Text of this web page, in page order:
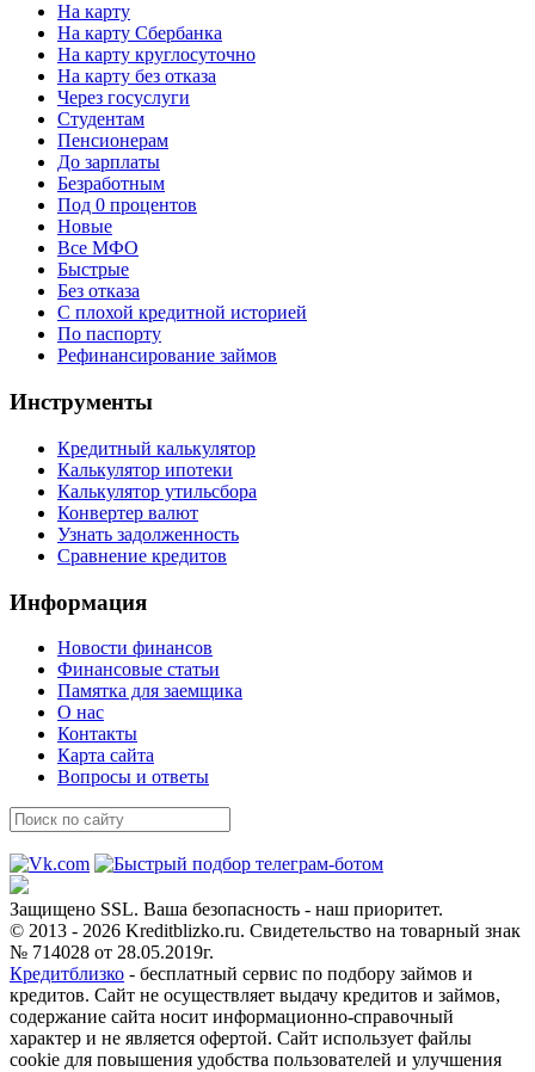
На карту
На карту Сбербанка
На карту круглосуточно
На карту без отказа
Через госуслуги
Студентам
Пенсионерам
До зарплаты
Безработным
Под 0 процентов
Новые
Все МФО
Быстрые
Без отказа
С плохой кредитной историей
По паспорту
Рефинансирование займов
Инструменты
Кредитный калькулятор
Калькулятор ипотеки
Калькулятор утильсбора
Конвертер валют
Узнать задолженность
Сравнение кредитов
Информация
Новости финансов
Финансовые статьи
Памятка для заемщика
О нас
Контакты
Карта сайта
Вопросы и ответы
Защищено SSL. Ваша безопасность - наш приоритет.
© 2013 - 2026 Kreditblizko.ru. Свидетельство на товарный знак
№ 714028 от 28.05.2019г.
Кредитблизко - бесплатный сервис по подбору займов и
кредитов. Сайт не осуществляет выдачу кредитов и займов,
содержание сайта носит информационно-справочный
характер и не является офертой. Сайт использует файлы
cookie для повышения удобства пользователей и улучшения